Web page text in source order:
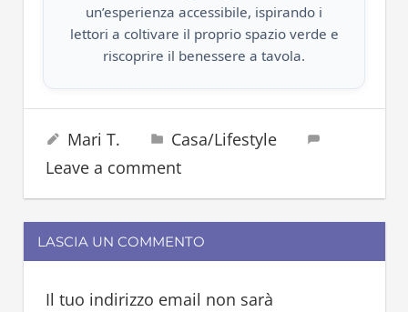
un’esperienza accessibile, ispirando i
lettori a coltivare il proprio spazio verde e
riscoprire il benessere a tavola.
piastra15 Maggio 2023
Mari T.
Casa/Lifestyle
Leave a comment
LASCIA UN COMMENTO
Il tuo indirizzo email non sarà